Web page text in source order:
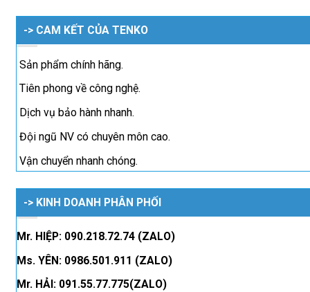
-> CAM KẾT CỦA TENKO
Sản phẩm chính hãng.
Tiên phong về công nghệ.
Dịch vụ bảo hành nhanh.
Đội ngũ NV có chuyên môn cao.
Vận chuyển nhanh chóng.
-> KINH DOANH PHÂN PHỐI
Mr. HIỆP: 090.218.72.74 (ZALO)
Ms. YÊN: 0986.501.911 (ZALO)
Mr. HẢI: 091.55.77.775(ZALO)